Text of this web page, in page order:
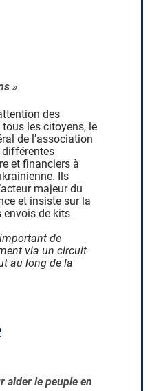
»
des
les citoyens, le
de l’association
différentes
et financiers à
Ils
majeur du
et insiste sur la
envois de kits
de
via un circuit
au long de la
aider le peuple en